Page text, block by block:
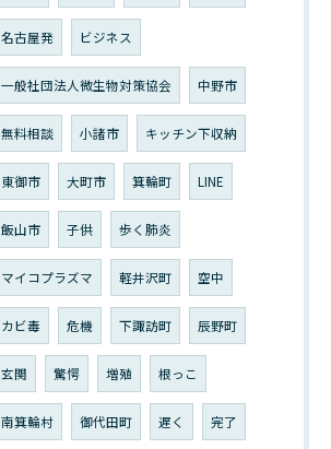
名古屋発 ビジネス
一般社団法人微生物対策協会 中野市
無料相談 小諸市 キッチン下収納
東御市 大町市 箕輪町 LINE
飯山市 子供 歩く肺炎
マイコプラズマ 軽井沢町 空中
カビ毒 危機 下諏訪町 辰野町
玄関 驚愕 増殖 根っこ
南箕輪村 御代田町 遅く 完了